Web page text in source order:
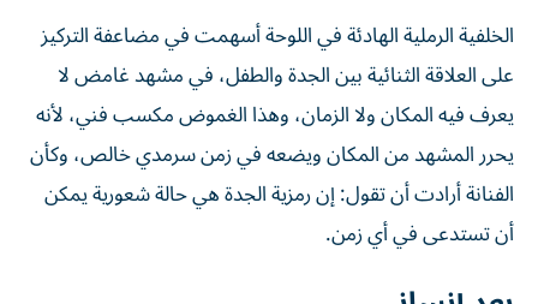
الخلفية الرملية الهادئة في اللوحة أسهمت في مضاعفة التركيز
على العلاقة الثنائية بين الجدة والطفل، في مشهد غامض لا
يعرف فيه المكان ولا الزمان، وهذا الغموض مكسب فني، لأنه
يحرر المشهد من المكان ويضعه في زمن سرمدي خالص، وكأن
الفنانة أرادت أن تقول: إن رمزية الجدة هي حالة شعورية يمكن
أن تستدعى في أي زمن.